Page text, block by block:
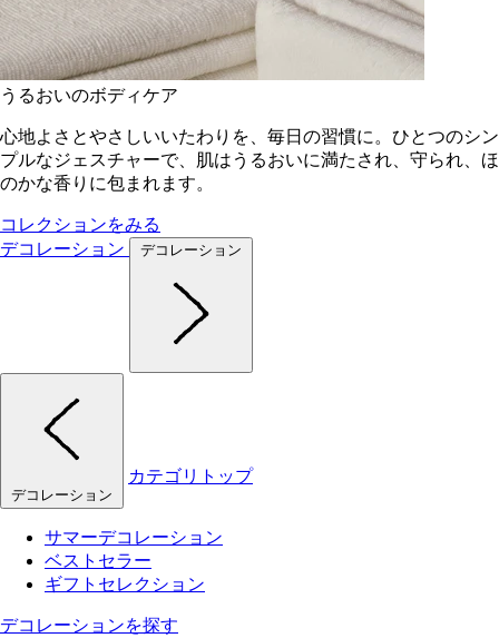
うるおいのボディケア
心地よさとやさしいいたわりを、毎日の習慣に。ひとつのシン
プルなジェスチャーで、肌はうるおいに満たされ、守られ、ほ
のかな香りに包まれます。
コレクションをみる
デコレーション
デコレーション
デコレーション
カテゴリトップ
サマーデコレーション
ベストセラー
ギフトセレクション
デコレーションを探す